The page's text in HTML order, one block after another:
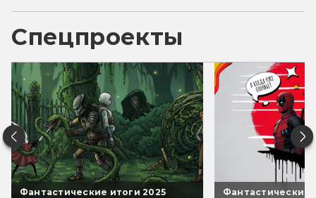
Спецпроекты
Фантастические итоги 2025 Фантастические